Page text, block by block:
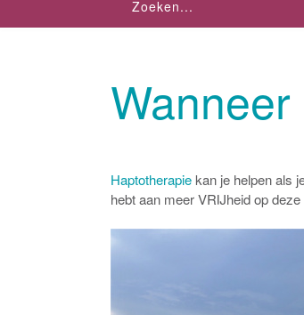
Haptotherapie kan je helpen als
hebt aan meer VRIJheid op